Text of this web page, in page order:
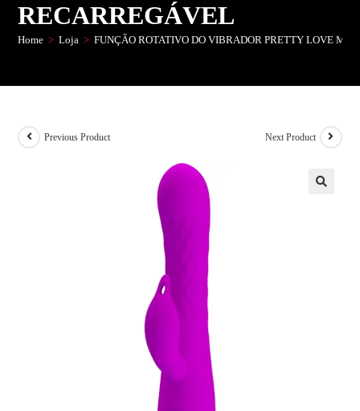
RECARREGÁVEL
Home > Loja > FUNÇÃO ROTATIVO DO VIBRADOR PRETTY LOVE
Previous Product Next Product